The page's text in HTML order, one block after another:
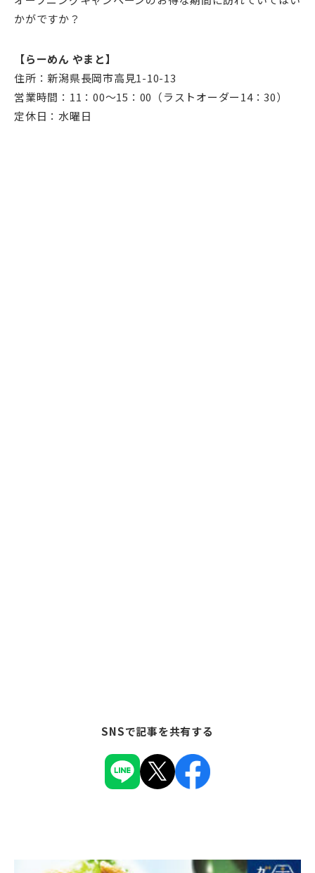
かがですか？
【らーめん やまと】
住所：新潟県長岡市高見1-10-13
営業時間：11：00～15：00（ラストオーダー14：30）
定休日：水曜日
SNSで記事を共有する